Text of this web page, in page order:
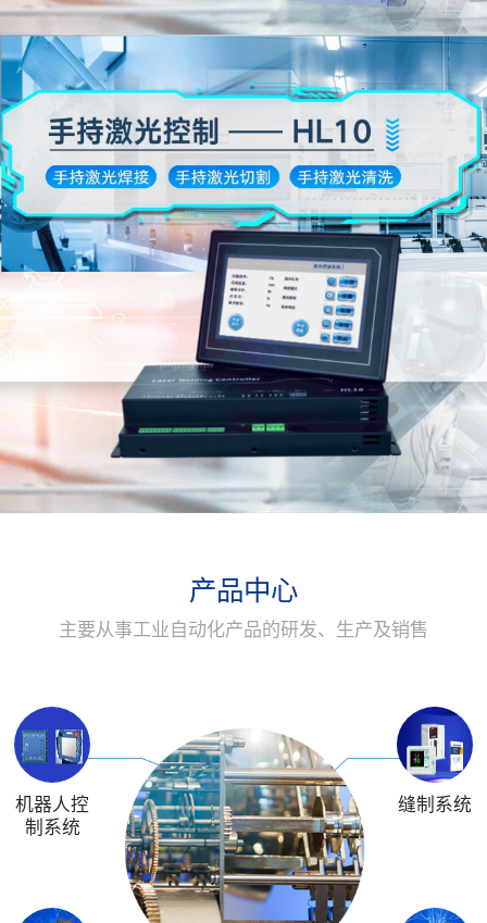
产品中心
主要从事工业自动化产品的研发、生产及销售
机器人控
制系统
缝制系统